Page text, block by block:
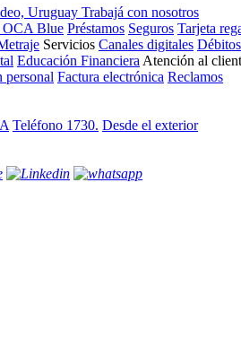
Uruguay Trabajá con nosotros
OCA Blue Préstamos Seguros Tarjeta
Servicios Canales digitales
Educación Financiera Atención al
personal Factura electrónica Reclamos
Teléfono 1730. Desde el exterior